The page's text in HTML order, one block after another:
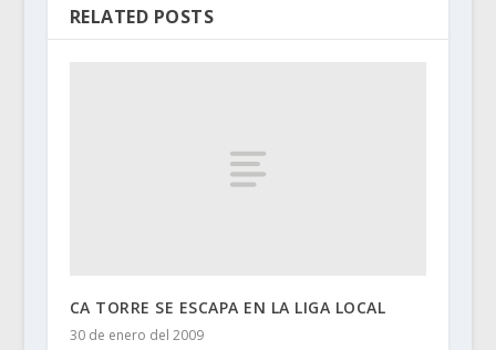
RELATED POSTS
CA TORRE SE ESCAPA EN LA LIGA LOCAL
30 de enero del 2009